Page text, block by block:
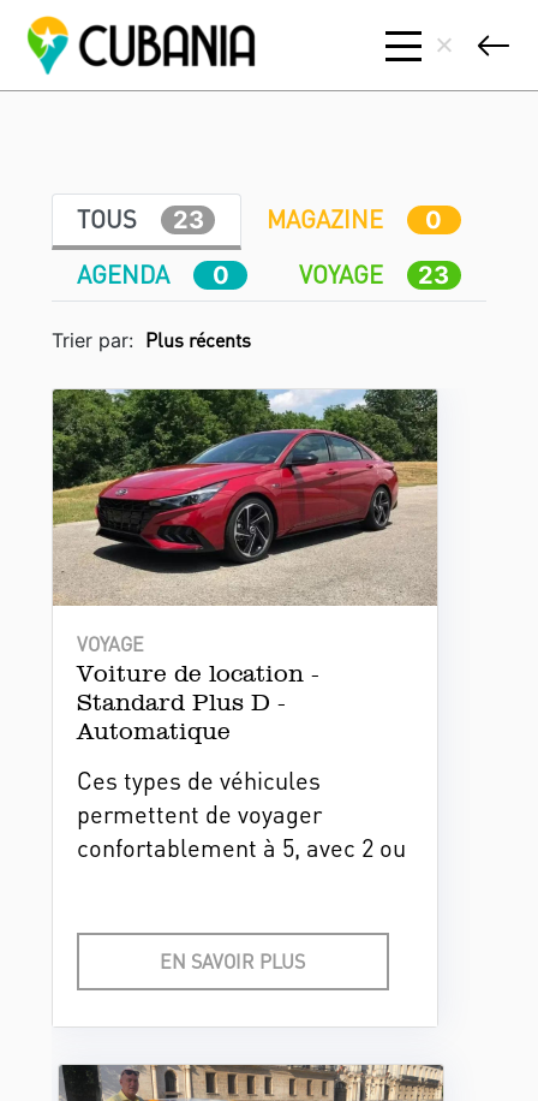
TOUS 23 MAGAZINE 0
AGENDA 0 VOYAGE 23
Trier par:
VOYAGE
Voiture de location -
Standard Plus D -
Automatique
Ces types de véhicules
permettent de voyager
confortablement à 5, avec 2 ou
garanties de sécurité et de bon
fonctionnement.
EN SAVOIR PLUS